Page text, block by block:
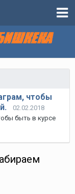
чтобы
02.02.2018
быть в курсе